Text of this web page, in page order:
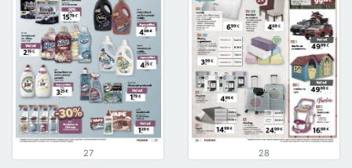
27 28